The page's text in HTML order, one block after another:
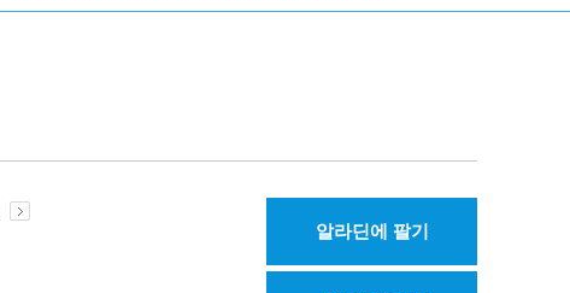
알라딘에 팔기